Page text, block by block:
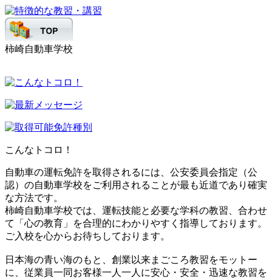
柿崎自動車学校
こんなトコロ！
自動車の運転免許を取得されるには、公安委員会指定（公
認）の自動車学校をご利用されることが最も近道であり確実
な方法です。
柿崎自動車学校では、運転技能と必要な学科の教習、合わせ
て「心の教育」を合理的にわかりやすく指導しております。
ご入校を心からお待ちしております。
日本海の青い海のもと、創業以来まごころ教習をモットー
に、従業員一同お客様一人一人に安心・安全・迅速な教習を